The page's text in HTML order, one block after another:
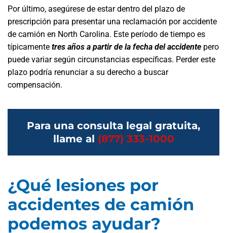
Por último, asegúrese de estar dentro del plazo de
prescripción para presentar una reclamación por accidente
de camión en North Carolina. Este período de tiempo es
típicamente tres años a partir de la fecha del accidente pero
puede variar según circunstancias específicas. Perder este
plazo podría renunciar a su derecho a buscar
compensación.
Para una consulta legal gratuita,
llame al (877) 333-1000
¿Qué lesiones por
accidentes de camión
podemos ayudar?